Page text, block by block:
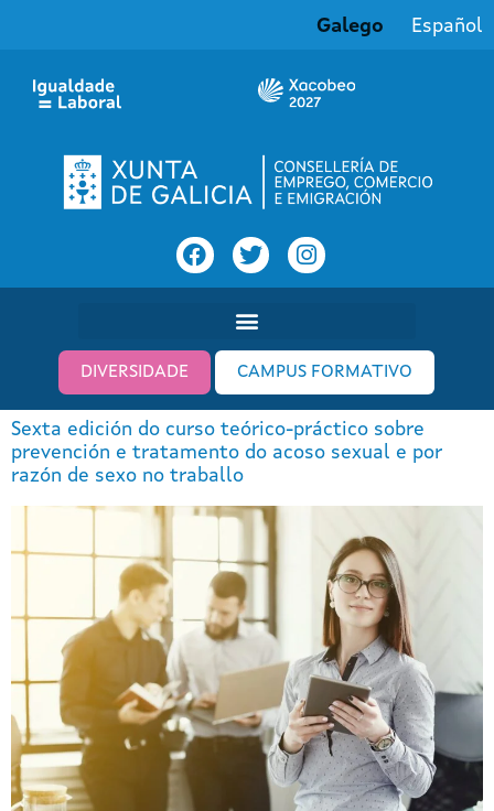
Galego Español
DIVERSIDADE CAMPUS FORMATIVO
Sexta edición do curso teórico-práctico sobre
prevención e tratamento do acoso sexual e por
razón de sexo no traballo